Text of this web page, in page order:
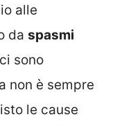
alle
da spasmi
sono
non è sempre
le cause